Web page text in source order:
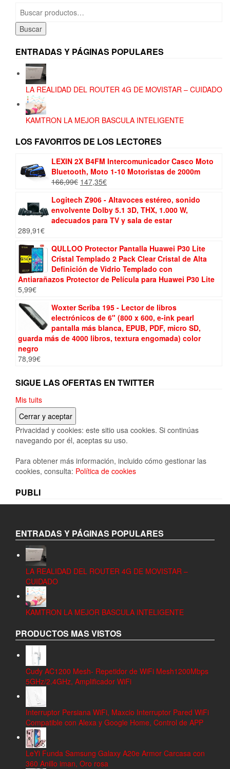
Buscar
por:
Buscar
ENTRADAS Y PÁGINAS POPULARES
LA REALIDAD DEL ROUTER 4G DE MOVISTAR – CUIDADO
KAMTRON LA MEJOR BASCULA INTELIGENTE
LOS FAVORITOS DE LOS LECTORES
LEXIN 2X B4FM Intercomunicador Casco Moto
Bluetooth, Moto 1-10 Motoristas de 2000m
166,99€ El
original
era:
166,99€.
147,35€El
actual
es:
147,35€.
Logitech Z906 - Altavoces estéreo, sonido
envolvente Dolby 5.1 3D, THX, 1.000 W,
adecuados para TV y sala de estar
289,91€
QULLOO Protector Pantalla Huawei P30 Lite
Cristal Templado 2 Pack Clear Cristal de Alta
Definición de Vidrio Templado con
Antiarañazos Protector de Película para Huawei P30 Lite
5,99€
Woxter Scriba 195 - Lector de libros
electrónicos de 6" (800 x 600, e-ink pearl
pantalla más blanca, EPUB, PDF, micro SD,
guarda más de 4000 libros, textura engomada) color
negro
78,99€
SIGUE LAS OFERTAS EN TWITTER
Mis tuits
Privacidad y cookies: este sitio usa cookies. Si continúas
navegando por él, aceptas su uso.
Para obtener más información, incluido cómo gestionar las
cookies, consulta: Política de cookies
PUBLI
ENTRADAS Y PÁGINAS POPULARES
LA REALIDAD DEL ROUTER 4G DE MOVISTAR –
CUIDADO
KAMTRON LA MEJOR BASCULA INTELIGENTE
PRODUCTOS MAS VISTOS
Cudy AC1200 Mesh- Repetidor de WiFi Mesh1200Mbps
5GHz/2.4GHz, Amplificador WiFi
Interruptor Persiana WiFi, Maxcio Interruptor Pared WiFi
Compatible con Alexa y Google Home, Control de APP
LeYi Funda Samsung Galaxy A20e Armor Carcasa con
360 Anillo iman, Oro rosa